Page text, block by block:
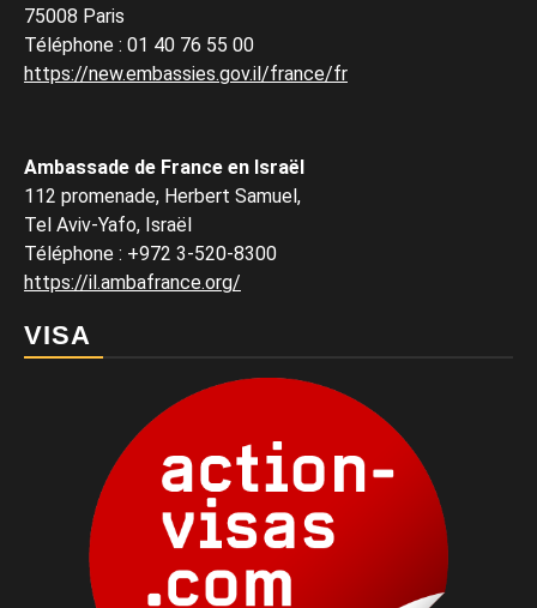
75008 Paris
Téléphone : 01 40 76 55 00
https://new.embassies.gov.il/france/fr
Ambassade de France en Israël
112 promenade, Herbert Samuel,
Tel Aviv-Yafo, Israël
Téléphone : +972 3-520-8300
https://il.ambafrance.org/
VISA